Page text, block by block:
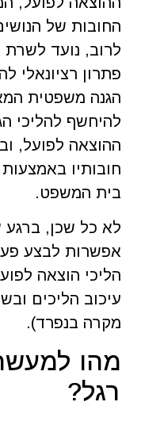
החובות של
לרוב, נועד
פתרון רציונאלי
הגנה משפטית
להיחשף להליכי
ההוצאה לפועל,
חובותיו
בית המשפט.
לא כל שכן, ברגע
אפשרות לבצע
הליכי הוצאה
עיכוב הליכים
מקרה בנפרד).
מהו
רגל?